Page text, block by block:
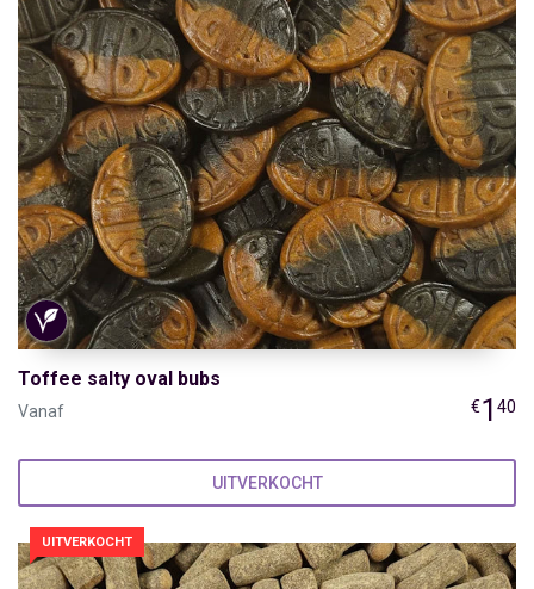
Toffee salty oval bubs
Vanaf €1 40
UITVERKOCHT
UITVERKOCHT